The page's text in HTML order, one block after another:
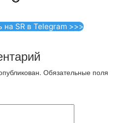
SR в Telegram >>>
Обязательные поля